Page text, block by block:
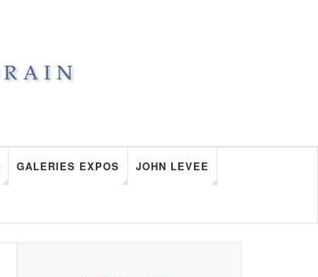
GALERIES EXPOS JOHN LEVEE